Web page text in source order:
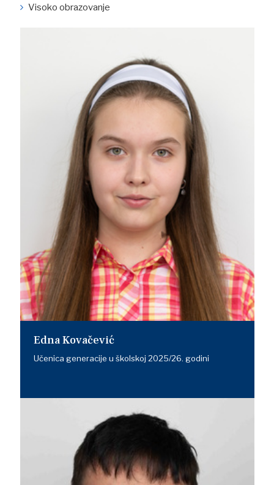
Visoko obrazovanje
Edna Kovačević
Učenica generacije u školskoj 2025/26. godini